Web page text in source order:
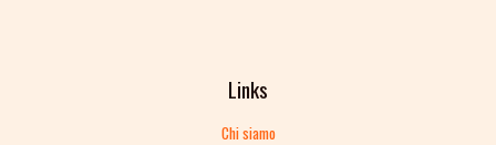
Links
Chi siamo